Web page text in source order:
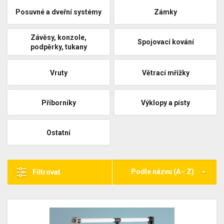
Posuvné a dveřní systémy Zámky
Závěsy, konzole,
podpěrky, tukany
Spojovací kování
Vruty Větrací mřížky
Příborníky Výklopy a písty
Ostatní
Filtrovat Podle názvu (A - Z)